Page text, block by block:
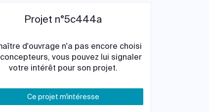
Projet n°5c444a
d'ouvrage n'a pas encore choisi
vous pouvez lui signaler
votre intérêt pour son projet.
Ce projet m'intéresse